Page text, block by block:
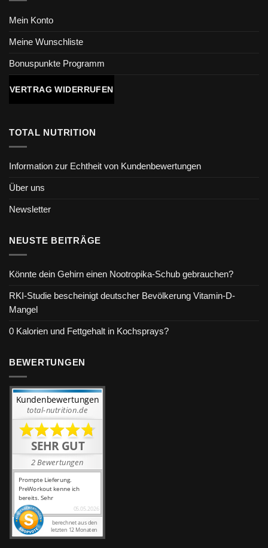
Mein Konto
Meine Wunschliste
Bonuspunkte Programm
VERTRAG WIDERRUFEN
TOTAL NUTRITION
Information zur Echtheit von Kundenbewertungen
Über uns
Newsletter
NEUSTE BEITRÄGE
Könnte dein Gehirn einen Nootropika-Schub gebrauchen?
RKI-Studie bescheinigt deutscher Bevölkerung Vitamin-D-
Mangel
0 Kalorien und Fettgehalt in Kochsprays?
BEWERTUNGEN